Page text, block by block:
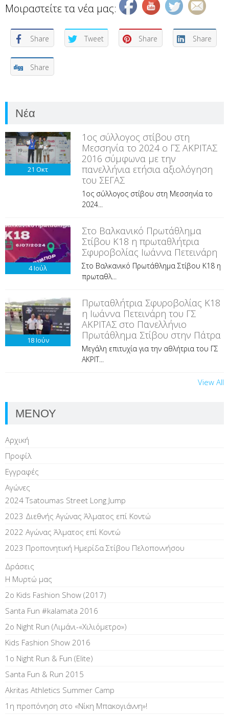
Μοιραστείτε τα νέα μας:
Share Tweet Share Share
Share
Νέα
21 Οκτ
1ος σύλλογος στίβου στη
Μεσσηνία το 2024 ο ΓΣ ΑΚΡΙΤΑΣ
2016 σύμφωνα με την
πανελλήνια ετήσια αξιολόγηση
του ΣΕΓΑΣ
1ος σύλλογος στίβου στη Μεσσηνία το
2024...
4Ιούλ
Στο Βαλκανικό Πρωτάθλημα
Στίβου Κ18 η πρωταθλήτρια
Σφυροβολίας Ιωάννα Πετεινάρη
Στο Βαλκανικό Πρωτάθλημα Στίβου Κ18 η
πρωταθλ...
18Ιούν
Πρωταθλήτρια Σφυροβολίας Κ18
η Ιωάννα Πετεινάρη του ΓΣ
ΑΚΡΙΤΑΣ στο Πανελλήνιο
Πρωτάθλημα Στίβου στην Πάτρα
Μεγάλη επιτυχία για την αθλήτρια του ΓΣ
ΑΚΡΙΤ...
View All
ΜΕΝΟΥ
Αρχική
Προφίλ
Εγγραφές
Αγώνες
2024 Tsatoumas Street Long Jump
2023 Διεθνής Αγώνας Άλματος επί Kοντώ
2022 Αγώνας Άλματος επί Κοντώ
2023 Προπονητική Ημερίδα Στίβου Πελοποννήσου
Δράσεις
Η Μυρτώ μας
2ο Kids Fashion Show (2017)
Santa Fun #kalamata 2016
2ο Night Run (Λιμάνι-«Χιλιόμετρο»)
Kids Fashion Show 2016
1o Night Run & Fun (Elite)
Santa Fun & Run 2015
Akritas Athletics Summer Camp
1η προπόνηση στο «Νίκη Μπακογιάννη»!